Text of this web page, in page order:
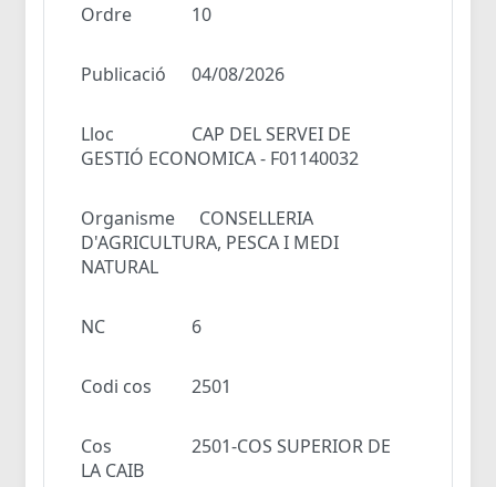
Ordre 10
Publicació 04/08/2026
Lloc
CAP DEL SERVEI DE
GESTIÓ ECONOMICA - F01140032
Organisme
CONSELLERIA
D'AGRICULTURA, PESCA I MEDI
NATURAL
NC 6
Codi cos 2501
Cos
2501-COS SUPERIOR DE
LA CAIB